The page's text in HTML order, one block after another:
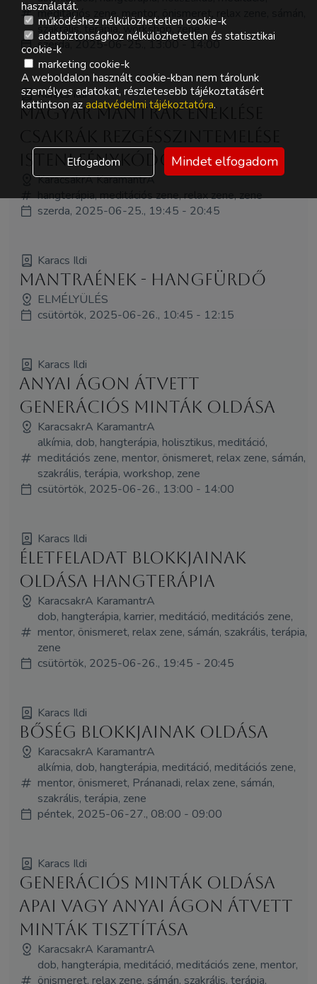
meditációs zene, mentor, önismeret, relax zene, sámán,
szakrális, terápia, workshop, zene
szerda, 2025-06-25., 13:00 - 14:00
Karacs Ildi
Magyar Mantrák Éneklése
Isteni Fénykódok betöltése
KaracsakrA KaramantrA
hangterápia, meditációs zene, relax zene, zene
szerda, 2025-06-25., 19:45 - 20:45
Karacs Ildi
Mantraének - hangfürdő
ELMÉLYÜLÉS
csütörtök, 2025-06-26., 10:45 - 12:15
Karacs Ildi
Anyai ágon átvett
generációs minták oldása
KaracsakrA KaramantrA
alkímia, dob, hangterápia, holisztikus, meditáció,
meditációs zene, mentor, önismeret, relax zene, sámán,
szakrális, terápia, workshop, zene
csütörtök, 2025-06-26., 13:00 - 14:00
Karacs Ildi
Életfeladat blokkjainak
oldása hangterápia
KaracsakrA KaramantrA
dob, hangterápia, karrier, meditáció, meditációs zene,
mentor, önismeret, relax zene, sámán, szakrális, terápia,
zene
csütörtök, 2025-06-26., 19:45 - 20:45
Karacs Ildi
Bőség blokkjainak oldása
KaracsakrA KaramantrA
alkímia, dob, hangterápia, meditáció, meditációs zene,
mentor, önismeret, Pránanadi, relax zene, sámán,
szakrális, terápia, zene
péntek, 2025-06-27., 08:00 - 09:00
Karacs Ildi
Generációs minták oldása
apai vagy anyai ágon átvett
minták tisztítása
KaracsakrA KaramantrA
dob, hangterápia, meditáció, meditációs zene, mentor,
önismeret, relax zene, sámán, szakrális, terápia,
használatát.
működéshez nélkülözhetetlen cookie-k
adatbiztonsághoz nélkülözhetetlen és statisztikai
cookie-k
marketing cookie-k
A weboldalon használt cookie-kban nem tárolunk
személyes adatokat, részletesebb tájékoztatásért
kattintson az adatvédelmi tájékoztatóra.
Elfogadom Mindet elfogadom